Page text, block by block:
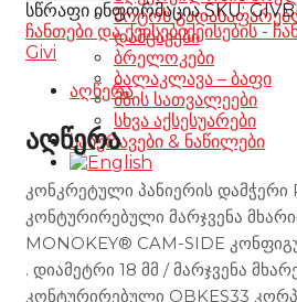
მოტოს
დამცავები
ბრელოკები
ბალაკლავა – ბაფი
მზის სათვალეები
სხვა აქსესუარები
საბურავები & ნაწილები
PLOS8717CAM
Benelli
TRK702
რაოდენობა
სწრაფი ინფორმაცია SKU:
ჩანთები და ქეისებიქეისების -
Givi
აღწერა
აღწერა
კონკრეტული პანიერის დამჭერი
კონტურირებული მარჯვენა
MONOKEY® CAM-SIDE
. დიამეტრი 18 მმ / მარჯვენა
კონტურირებული OBKES33